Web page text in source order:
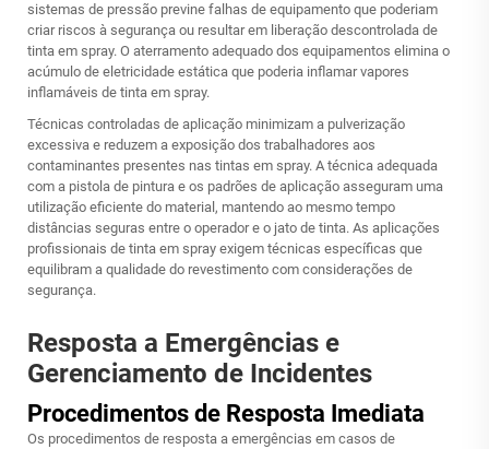
sistemas de pressão previne falhas de equipamento que poderiam
criar riscos à segurança ou resultar em liberação descontrolada de
tinta em spray. O aterramento adequado dos equipamentos elimina o
acúmulo de eletricidade estática que poderia inflamar vapores
inflamáveis de tinta em spray.
Técnicas controladas de aplicação minimizam a pulverização
excessiva e reduzem a exposição dos trabalhadores aos
contaminantes presentes nas tintas em spray. A técnica adequada
com a pistola de pintura e os padrões de aplicação asseguram uma
utilização eficiente do material, mantendo ao mesmo tempo
distâncias seguras entre o operador e o jato de tinta. As aplicações
profissionais de tinta em spray exigem técnicas específicas que
equilibram a qualidade do revestimento com considerações de
segurança.
Resposta a Emergências e
Gerenciamento de Incidentes
Procedimentos de Resposta Imediata
Os procedimentos de resposta a emergências em casos de